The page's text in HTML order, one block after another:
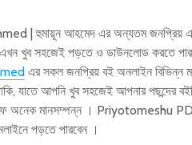
| হুমায়ূন আহমেদ এর অন্যতম জনপ্রিয়
খুব সহজেই পড়তে ও ডাউনলোড করতে
এর সকল জনপ্রিয় বই অনলাইন বিভিন্ন
যাতে আপনি খুব সহজেই আপনার পছন্দের
অনেক মানসম্পন্ন । Priyotomeshu
পড়তে পারবেন ।